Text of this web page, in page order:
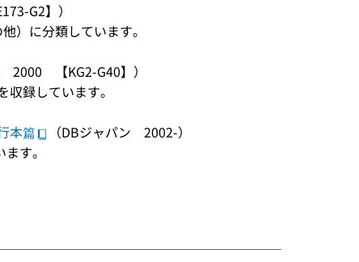
G2】）
）に分類しています。
2000 【KG2-G40】）
録しています。
本篇
（DBジャパン 2002-）
す。